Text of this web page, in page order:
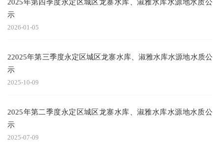
2025年第四季度永定区城区龙寨水库、淑雅水库水源地水质公
示
2026-01-05
22025年第三季度永定区城区龙寨水库、淑雅水库水源地水质公
示
2025-10-09
2025年第二季度永定区城区龙寨水库、淑雅水库水源地水质公
示
2025-07-09